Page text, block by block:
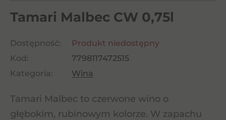
Tamari Malbec CW 0,75l
Dostępność:
Produkt niedostępny
Kod:
7798117472515
Kategoria:
Wina
Tamari Malbec to czerwone wino o
głębokim, rubinowym kolorze. W zapachu